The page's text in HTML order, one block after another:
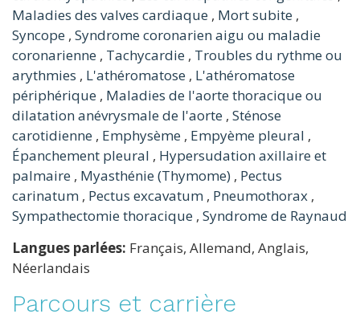
Maladies des valves cardiaque , Mort subite ,
Syncope , Syndrome coronarien aigu ou maladie
coronarienne , Tachycardie , Troubles du rythme ou
arythmies , L'athéromatose , L'athéromatose
périphérique , Maladies de l'aorte thoracique ou
dilatation anévrysmale de l'aorte , Sténose
carotidienne , Emphysème , Empyème pleural ,
Épanchement pleural , Hypersudation axillaire et
palmaire , Myasthénie (Thymome) , Pectus
carinatum , Pectus excavatum , Pneumothorax ,
Sympathectomie thoracique , Syndrome de Raynaud
Langues parlées: Français, Allemand, Anglais,
Néerlandais
Parcours et carrière